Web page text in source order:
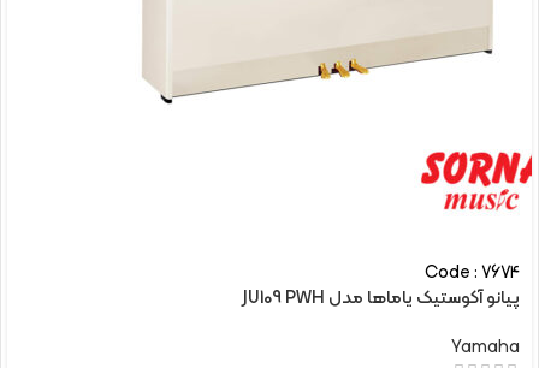
Code : 7674
پیانو آکوستیک یاماها مدل JU109 PWH
Yamaha